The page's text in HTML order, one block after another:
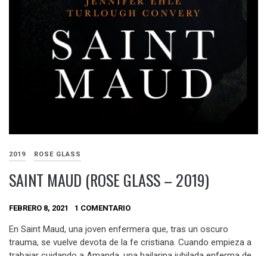
2019 ROSE GLASS
SAINT MAUD (ROSE GLASS – 2019)
FEBRERO 8, 2021 1 COMENTARIO
En Saint Maud, una joven enfermera que, tras un oscuro
trauma, se vuelve devota de la fe cristiana. Cuando empieza a